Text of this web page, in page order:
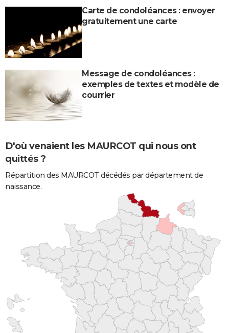
Carte de condoléances : envoyer
gratuitement une carte
Message de condoléances :
exemples de textes et modèle de
courrier
D'où venaient les MAURCOT qui nous ont
quittés ?
Répartition des MAURCOT décédés par département de
naissance.